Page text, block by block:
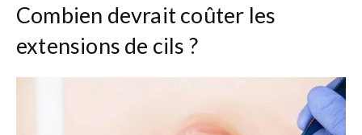
Combien devrait coûter les
extensions de cils ?